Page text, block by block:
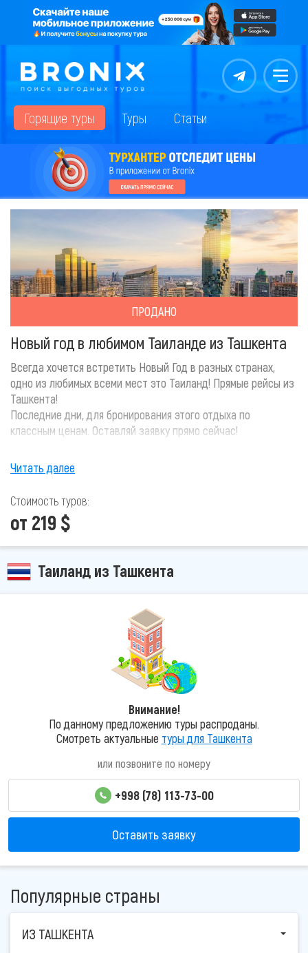
Контакты Меню
Горящие туры Туры Статьи
ПРОДАНО
Новый год в любимом Таиланде из Ташкента
Всегда хочется встретить Новый Год в разных странах,
одно из любимых всеми мест это Таиланд! Прямые рейсы из
Ташкента!
Последние дни, для бронирования этого отдыха по
классным ценам. Оставляй заявку прямо сейчас!
Читать далее
Стоимость туров:
от 219 $
Таиланд из Ташкента
Внимание!
По данному предложению туры распроданы.
Смотреть актуальные туры для Ташкента
или позвоните по номеру
+998 (78) 113-73-00
Оставить заявку
Популярные страны
ИЗ ТАШКЕНТА